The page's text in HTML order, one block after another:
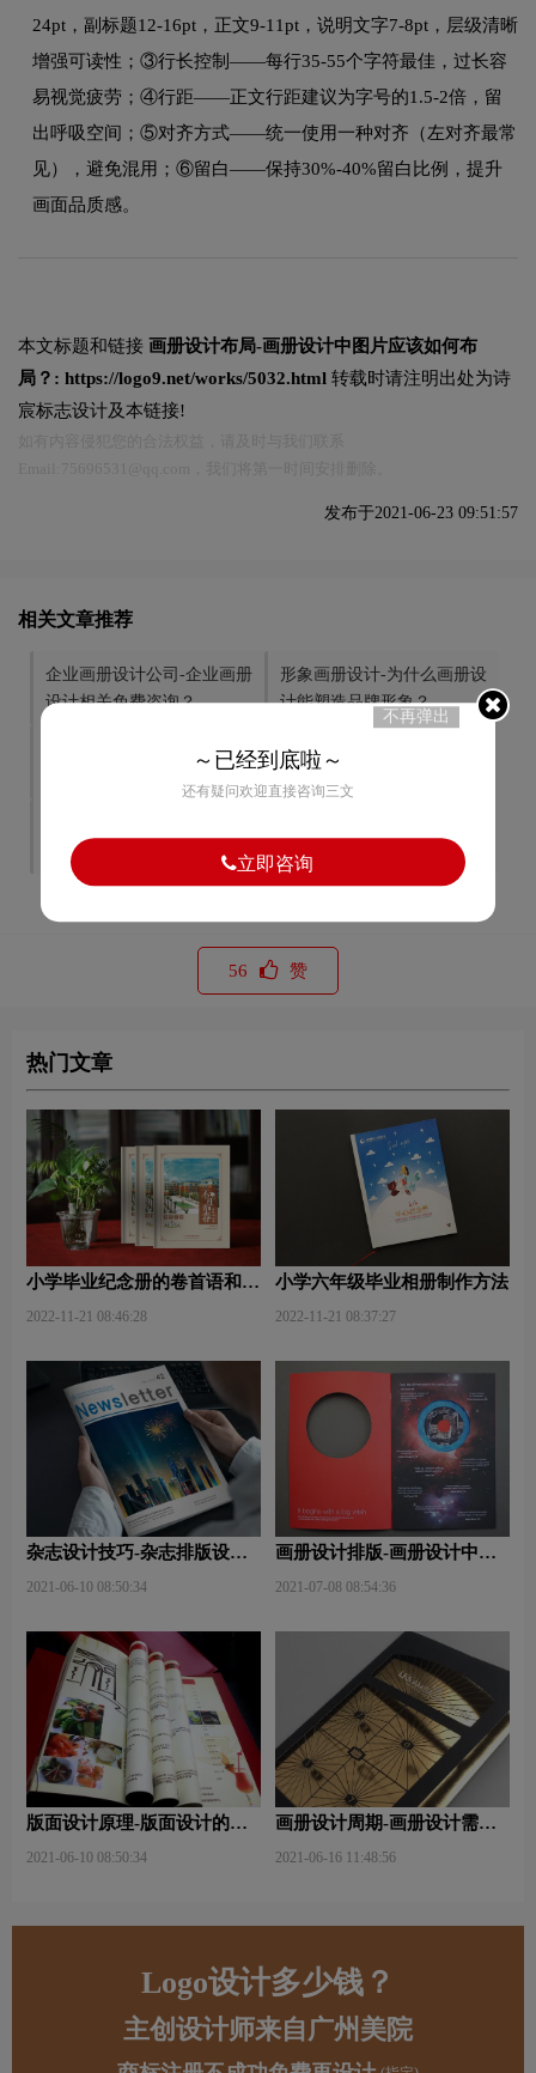
24pt，副标题12-16pt，正文9-11pt，说明文字7-8pt，层级清晰
增强可读性；③行长控制——每行35-55个字符最佳，过长容
易视觉疲劳；④行距——正文行距建议为字号的1.5-2倍，留
出呼吸空间；⑤对齐方式——统一使用一种对齐（左对齐最常
见），避免混用；⑥留白——保持30%-40%留白比例，提升
画面品质感。
本文标题和链接 画册设计布局-画册设计中图片应该如何布
局？: https://logo9.net/works/5032.html 转载时请注明出处为诗
宸标志设计及本链接!
发布于2021-06-23 09:51:57
相关文章推荐
企业画册设计公司-企业画册
设计相关免费咨询？
形象画册设计-为什么画册设
计能塑造品牌形象？
画册设计资源-画册设计需要
画册设计-如何进行多页的画
需要注意什么问题？
的方法？
56 赞
热门文章
小学毕业纪念册的卷首语和卷
2022-11-21 08:46:28
小学六年级毕业相册制作方法
2022-11-21 08:37:27
杂志设计技巧-杂志排版设计
2021-06-10 08:50:34
画册设计排版-画册设计中图
2021-07-08 08:54:36
版面设计原理-版面设计的原
2021-06-10 08:50:34
画册设计周期-画册设计需要
2021-06-16 11:48:56
Logo设计多少钱？
主创设计师来自广州美院
不再弹出
～已经到底啦～
还有疑问欢迎直接咨询三文
立即咨询